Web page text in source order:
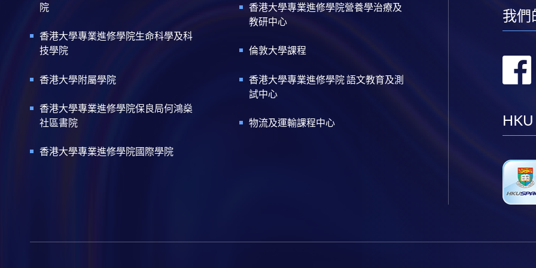
院
香港大學專業進修學院生命科學及科
技學院
香港大學附屬學院
香港大學專業進修學院保良局何鴻燊
社區書院
香港大學專業進修學院國際學院
香港大學專業進修學院營養學治療及
教研中心
倫敦大學課程
香港大學專業進修學院 語文教育及測
試中心
物流及運輸課程中心
我們
HKU